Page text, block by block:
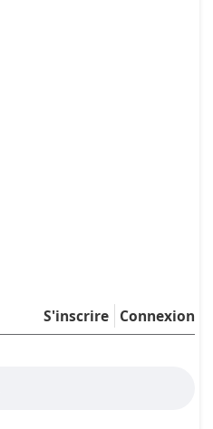
Connexion
S'inscrire